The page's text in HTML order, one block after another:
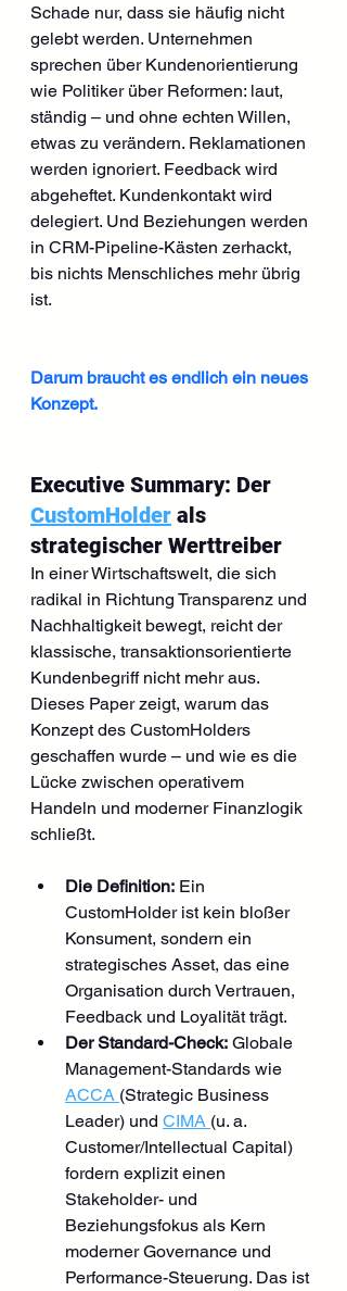
Schade nur, dass sie häufig nicht
gelebt werden. Unternehmen
sprechen über Kundenorientierung
wie Politiker über Reformen: laut,
ständig – und ohne echten Willen,
etwas zu verändern. Reklamationen
werden ignoriert. Feedback wird
abgeheftet. Kundenkontakt wird
delegiert. Und Beziehungen werden
in CRM-Pipeline-Kästen zerhackt,
bis nichts Menschliches mehr übrig
ist.
Darum braucht es endlich ein neues
Konzept.
Executive Summary: Der
CustomHolder als
strategischer Werttreiber
In einer Wirtschaftswelt, die sich
radikal in Richtung Transparenz und
Nachhaltigkeit bewegt, reicht der
klassische, transaktionsorientierte
Kundenbegriff nicht mehr aus.
Dieses Paper zeigt, warum das
Konzept des CustomHolders
geschaffen wurde – und wie es die
Lücke zwischen operativem
Handeln und moderner Finanzlogik
schließt.
Die Definition: Ein
CustomHolder ist kein bloßer
Konsument, sondern ein
strategisches Asset, das eine
Organisation durch Vertrauen,
Feedback und Loyalität trägt.
Der Standard-Check: Globale
Management-Standards wie
ACCA (Strategic Business
Leader) und CIMA (u. a.
Customer/Intellectual Capital)
fordern explizit einen
Stakeholder- und
Beziehungsfokus als Kern
moderner Governance und
Performance-Steuerung. Das ist